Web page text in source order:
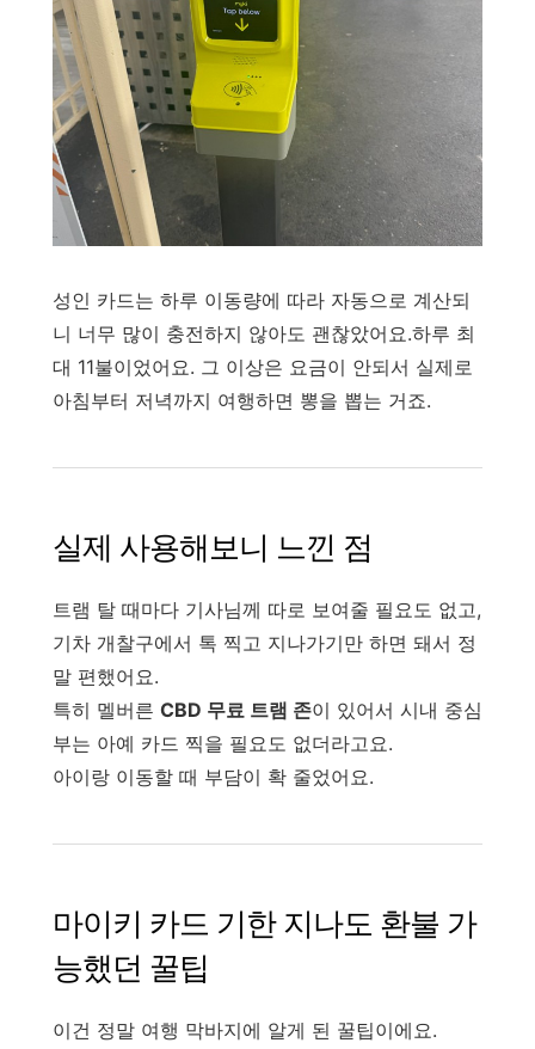
성인 카드는 하루 이동량에 따라 자동으로 계산되
니 너무 많이 충전하지 않아도 괜찮았어요.하루 최
대 11불이었어요. 그 이상은 요금이 안되서 실제로
아침부터 저녁까지 여행하면 뽕을 뽑는 거죠.
실제 사용해보니 느낀 점
트램 탈 때마다 기사님께 따로 보여줄 필요도 없고,
기차 개찰구에서 톡 찍고 지나가기만 하면 돼서 정
말 편했어요.
특히 멜버른 CBD 무료 트램 존이 있어서 시내 중심
부는 아예 카드 찍을 필요도 없더라고요.
아이랑 이동할 때 부담이 확 줄었어요.
마이키 카드 기한 지나도 환불 가
능했던 꿀팁
이건 정말 여행 막바지에 알게 된 꿀팁이에요.